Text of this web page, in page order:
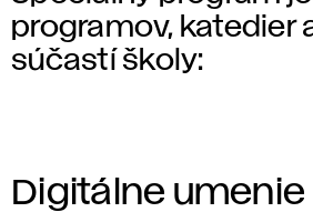
programov, katedier
súčastí školy:
Digitálne umenie